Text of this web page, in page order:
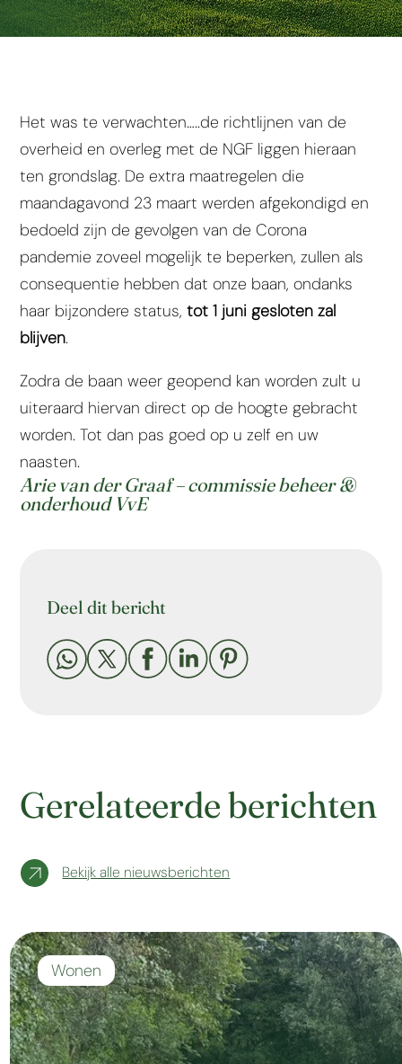
Het was te verwachten…..de richtlijnen van de
overheid en overleg met de NGF liggen hieraan
ten grondslag. De extra maatregelen die
maandagavond 23 maart werden afgekondigd en
bedoeld zijn de gevolgen van de Corona
pandemie zoveel mogelijk te beperken, zullen als
consequentie hebben dat onze baan, ondanks
haar bijzondere status, tot 1 juni gesloten zal
blijven.
Zodra de baan weer geopend kan worden zult u
uiteraard hiervan direct op de hoogte gebracht
worden. Tot dan pas goed op u zelf en uw
naasten.
Arie van der Graaf – commissie beheer &
onderhoud VvE
Deel dit bericht
    
Gerelateerde berichten
Bekijk alle nieuwsberichten
Wonen